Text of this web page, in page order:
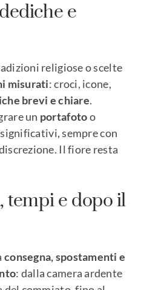
e
religiose o scelte
misurati: croci, icone,
brevi e chiare.
un portafotoo
sempre con
Il fiore resta
tempi e dopo il
consegna, spostamenti e
: dalla camera ardente